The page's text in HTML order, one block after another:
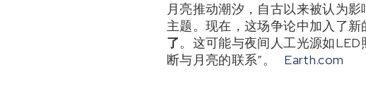
月亮推动潮汐，自古以来被认为
主题。现在，这场争论中加入了新
了。这可能与夜间人工光源如
断与月亮的联系”。
Earth.com